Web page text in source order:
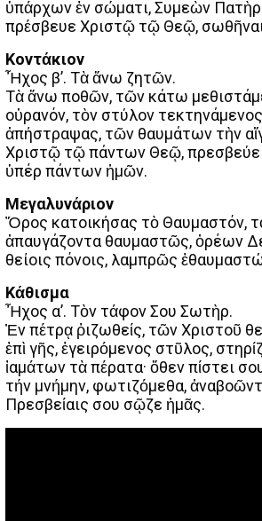
ὑπάρχων ἐν σώματι, Συμεὼν Πατὴρ
πρέσβευε Χριστῷ τῷ Θεῷ,
Κοντάκιον
Ἦχος β’. Τὰ ἄνω ζητῶν.
Τὰ ἄνω ποθῶν, τῶν κάτω
οὐρανόν, τὸν στύλον
ἀπήστραψας, τῶν θαυμάτων τὴν
Χριστῷ τῷ πάντων Θεῷ,
ὑπέρ πάντων ἡμῶν.
Μεγαλυνάριον
Ὄρος κατοικήσας τὸ Θαυμαστόν,
ἀπαυγάζοντα θαυμαστῶς, ὀρέων
θείοις πόνοις, λαμπρῶς
Κάθισμα
Ἦχος α’. Τὸν τάφον Σου Σωτὴρ.
Ἐν πέτρᾳ ῥιζωθείς, τῶν Χριστοῦ
ἐπὶ γῆς, ἐγειρόμενος στῦλος,
ἰαμάτων τὰ πέρατα· ὅθεν πίστει
τήν μνήμην, φωτιζόμεθα,
Πρεσβείαις σου σῷζε ἡμᾶς.